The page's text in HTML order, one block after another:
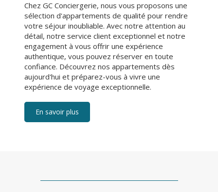
Chez GC Conciergerie, nous vous proposons une
sélection d'appartements de qualité pour rendre
votre séjour inoubliable. Avec notre attention au
détail, notre service client exceptionnel et notre
engagement à vous offrir une expérience
authentique, vous pouvez réserver en toute
confiance. Découvrez nos appartements dès
aujourd'hui et préparez-vous à vivre une
expérience de voyage exceptionnelle.
En savoir plus